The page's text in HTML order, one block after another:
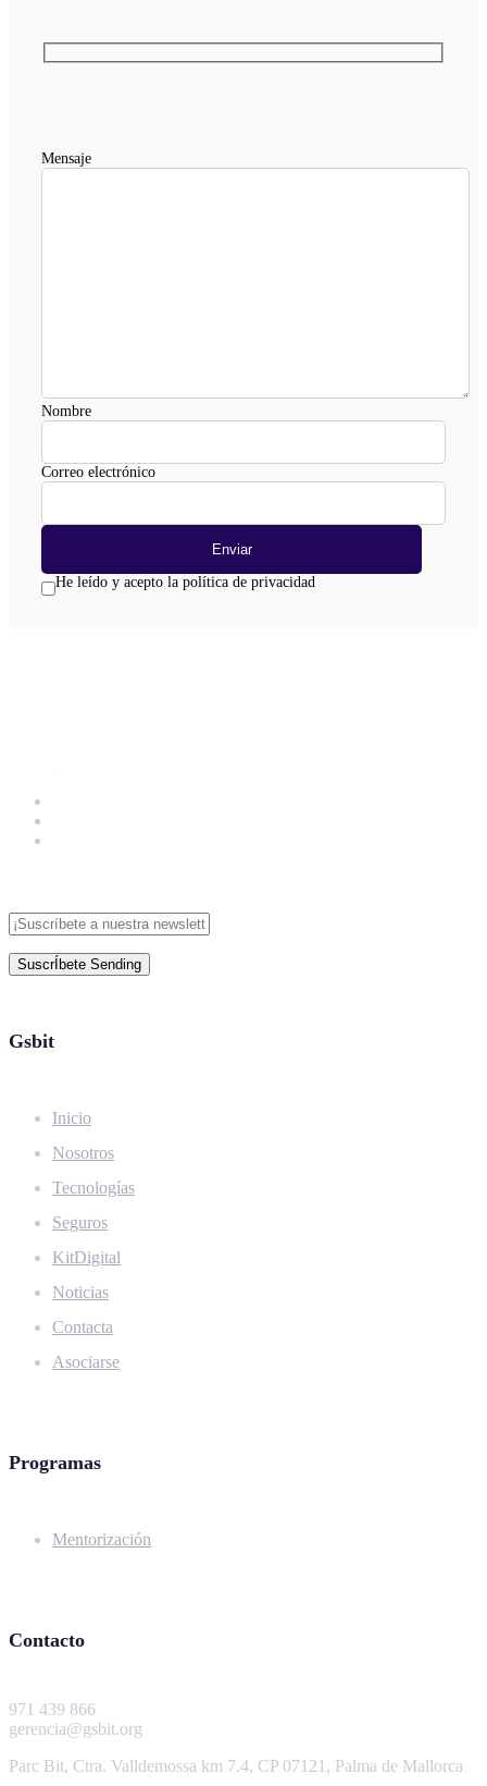
Nombre
Correo electrónico
He leído y acepto la política de privacidad
Mensaje
SuscrÍbete Sending
Gsbit
Inicio
Nosotros
Tecnologías
Seguros
KitDigital
Noticias
Contacta
Asociarse
Programas
Mentorización
Contacto
971 439 866
gerencia@gsbit.org
Parc Bit, Ctra. Valldemossa km 7.4, CP 07121, Palma de Mallorca